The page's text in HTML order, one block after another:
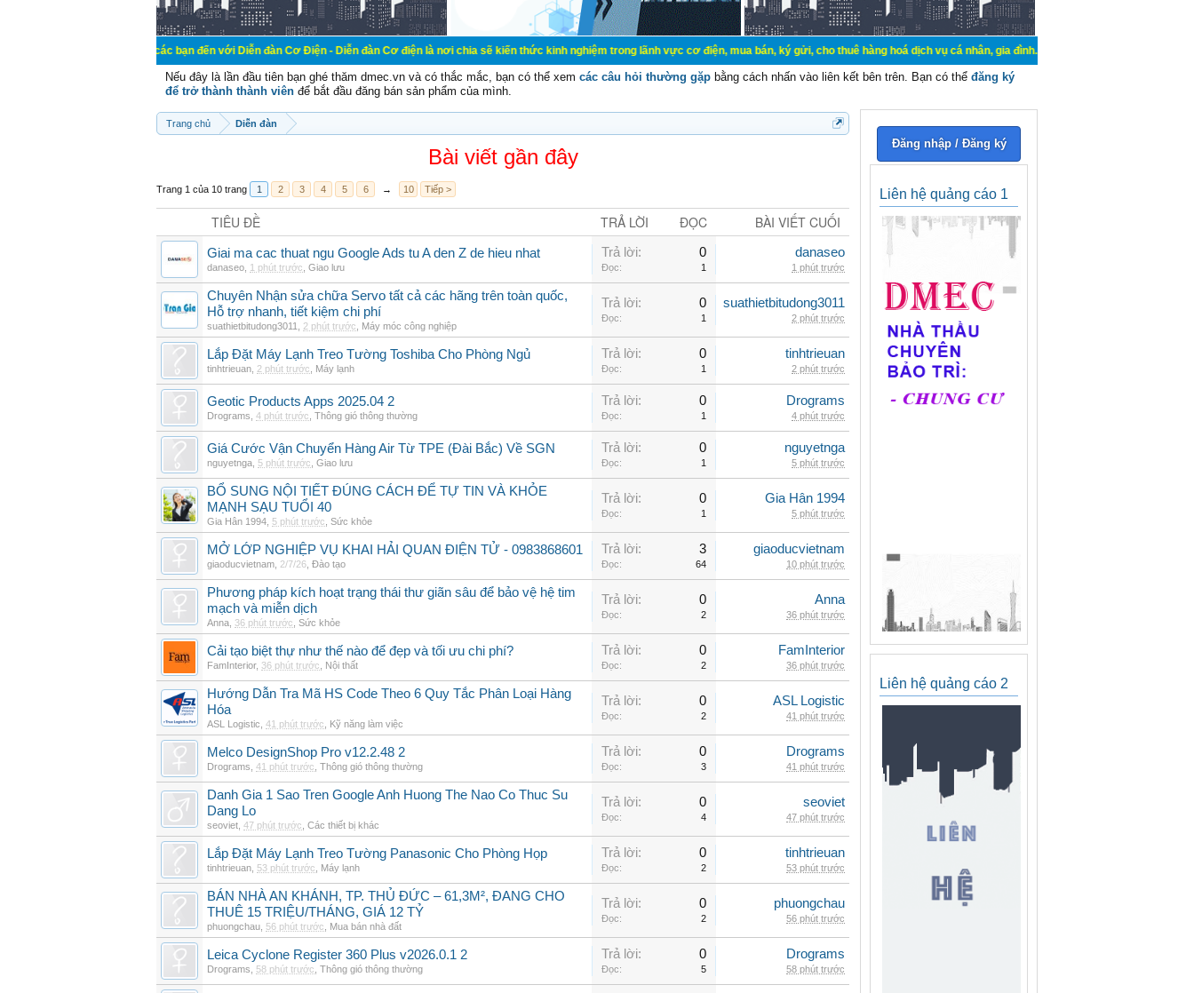
Chào mừng các bạn đến với Diễn đàn Cơ Điện - Diễn đàn Cơ điện là nơi chia sẽ kiến thức kinh nghiệm trong lãnh vực cơ điện, mua bán, ký gửi, cho thuê hàng hoá dịch vụ cá nhân, gia đình. Mua bán, ký gửi, cho thuê thiết bị hệ
Nếu đây là lần đầu tiên bạn ghé thăm dmec.vn và có thắc mắc, bạn có thể xem các câu hỏi thường gặp bằng cách nhấn vào liên kết bên trên. Bạn có thể đăng ký
để trở thành thành viên để bắt đầu đăng bán sản phẩm của mình.
Trang chủ Diễn đàn
Bài viết gần đây
Trang 1 của 10 trang 1 2 3 4 5 6 → 10 Tiếp >
TIÊU ĐỀ TRẢ LỜI ĐỌC BÀI VIẾT CUỐI
Giai ma cac thuat ngu Google Ads tu A den Z de hieu nhat
danaseo 1 phút trước Giao lưu
Trả lời: 0
Đọc: 1
danaseo
1 phút trước
Chuyên Nhận sửa chữa Servo tất cả các hãng trên toàn quốc,
Hỗ trợ nhanh, tiết kiệm chi phí
suathietbitudong3011 2 phút trước Máy móc công nghiệp
Trả lời: 0
Đọc: 1
suathietbitudong3011
2 phút trước
Lắp Đặt Máy Lạnh Treo Tường Toshiba Cho Phòng Ngủ
tinhtrieuan 2 phút trước Máy lạnh
Trả lời: 0
Đọc: 1
tinhtrieuan
2 phút trước
Geotic Products Apps 2025.04 2
Drograms 4 phút trước Thông gió thông thường
Trả lời: 0
Đọc: 1
Drograms
4 phút trước
Giá Cước Vận Chuyển Hàng Air Từ TPE (Đài Bắc) Về SGN
nguyetnga 5 phút trước Giao lưu
Trả lời: 0
Đọc: 1
nguyetnga
5 phút trước
BỔ SUNG NỘI TIẾT ĐÚNG CÁCH ĐỂ TỰ TIN VÀ KHỎE
MẠNH SẠU TUỔI 40
Gia Hân 1994 5 phút trước Sức khỏe
Trả lời: 0
Đọc: 1
Gia Hân 1994
5 phút trước
MỞ LỚP NGHIỆP VỤ KHAI HẢI QUAN ĐIỆN TỬ - 0983868601
giaoducvietnam 2/7/26 Đào tạo
Trả lời: 3
Đọc: 64
giaoducvietnam
10 phút trước
Phương pháp kích hoạt trạng thái thư giãn sâu để bảo vệ hệ tim
mạch và miễn dịch
Anna 36 phút trước Sức khỏe
Trả lời: 0
Đọc: 2
Anna
36 phút trước
Cải tạo biệt thự như thế nào để đẹp và tối ưu chi phí?
FamInterior, 36 phút trước Nội thất
Trả lời: 0
Đọc: 2
FamInterior
36 phút trước
Hướng Dẫn Tra Mã HS Code Theo 6 Quy Tắc Phân Loại Hàng
Hóa
ASL Logistic 41 phút trước Kỹ năng làm việc
Trả lời: 0
Đọc: 2
ASL Logistic
41 phút trước
Melco DesignShop Pro v12.2.48 2
Drograms 41 phút trước Thông gió thông thường
Trả lời: 0
Đọc: 3
Drograms
41 phút trước
Danh Gia 1 Sao Tren Google Anh Huong The Nao Co Thuc Su
Dang Lo
seoviet 47 phút trước Các thiết bị khác
Trả lời: 0
Đọc: 4
seoviet
47 phút trước
Lắp Đặt Máy Lạnh Treo Tường Panasonic Cho Phòng Họp
tinhtrieuan 53 phút trước Máy lạnh
Trả lời: 0
Đọc: 2
tinhtrieuan
53 phút trước
BÁN NHÀ AN KHÁNH, TP. THỦ ĐỨC – 61,3M², ĐANG CHO
THUÊ 15 TRIỆU/THÁNG, GIÁ 12 TỶ
phuongchau 56 phút trước Mua bán nhà đất
Trả lời: 0
Đọc: 2
phuongchau
56 phút trước
Leica Cyclone Register 360 Plus v2026.0.1 2
Drograms 58 phút trước Thông gió thông thường
Trả lời: 0
Đọc: 5
Drograms
58 phút trước
Đăng nhập / Đăng ký
Liên hệ quảng cáo 1
Liên hệ quảng cáo 2